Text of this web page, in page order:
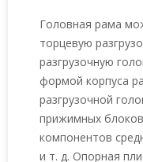
Головная рама
торцевую
разгрузочную
формой корпуса
разгрузочной
прижимных
компонентов
и т. д. Опорная